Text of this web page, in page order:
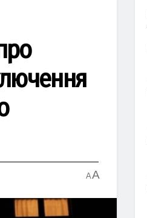
AA